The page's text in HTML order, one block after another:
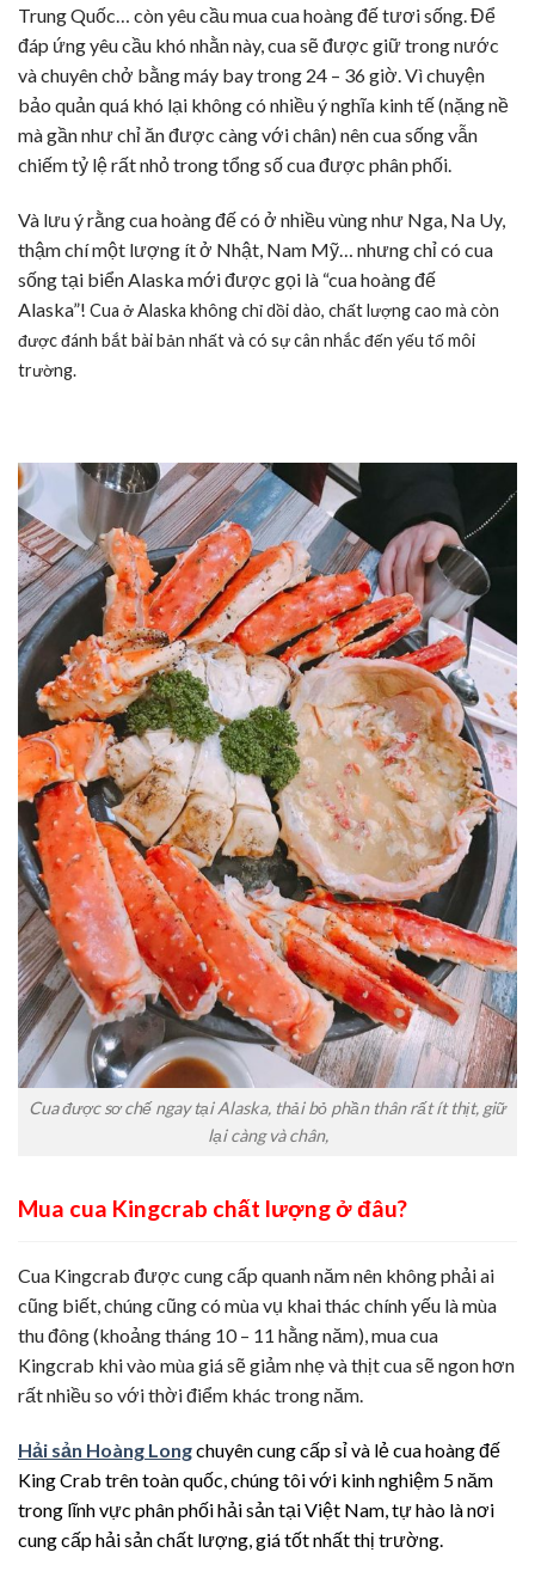
Trung Quốc… còn yêu cầu mua cua hoàng đế tươi sống. Để
đáp ứng yêu cầu khó nhằn này, cua sẽ được giữ trong nước
và chuyên chở bằng máy bay trong 24 – 36 giờ.Vì chuyện
bảo quản quá khó lại không có nhiều ý nghĩa kinh tế (nặng nề
mà gần như chỉ ăn được càng với chân) nên cua sống vẫn
chiếm tỷ lệ rất nhỏ trong tổng số cua được phân phối.
Và lưu ý rằng cua hoàng đế có ở nhiều vùng như Nga, Na Uy,
thậm chí một lượng ít ở Nhật, Nam Mỹ… nhưng chỉ có cua
sống tại biển Alaska mới được gọi là “cua hoàng đế
Alaska”! Cua ở Alaska không chỉ dồi dào, chất lượng cao mà còn
được đánh bắt bài bản nhất và có sự cân nhắc đến yếu tố môi
trường.
Cua được sơ chế ngay tại Alaska, thải bỏ phần thân rất ít thịt, giữ
lại càng và chân,
Mua cua Kingcrab chất lượng ở đâu?
Cua Kingcrab được cung cấp quanh năm nên không phải ai
cũng biết, chúng cũng có mùa vụ khai thác chính yếu là mùa
thu đông (khoảng tháng 10 – 11 hằng năm), mua cua
Kingcrab khi vào mùa giá sẽ giảm nhẹ và thịt cua sẽ ngon hơn
rất nhiều so với thời điểm khác trong năm.
Hải sản Hoàng Longchuyên cung cấp sỉ và lẻ cua hoàng đế
King Crab trên toàn quốc, chúng tôi với kinh nghiệm 5 năm
trong lĩnh vực phân phối hải sản tại Việt Nam, tự hào là nơi
cung cấp hải sản chất lượng, giá tốt nhất thị trường.